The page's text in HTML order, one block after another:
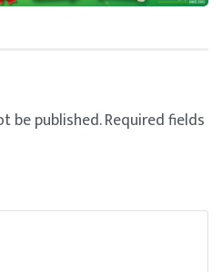
be published.Required fields